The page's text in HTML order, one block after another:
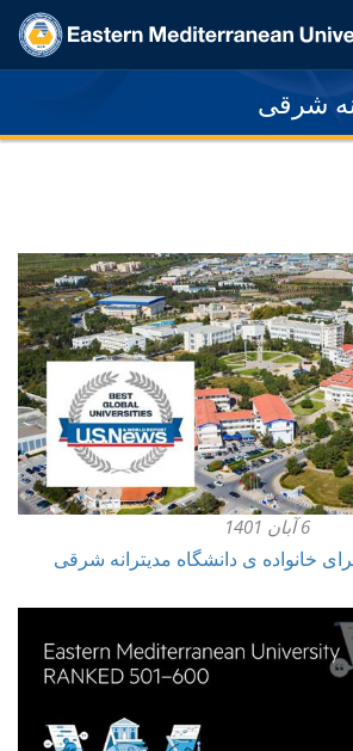
شرقی
6 آبان 1401
خانواده ی دانشگاه مدیترانه شرقی